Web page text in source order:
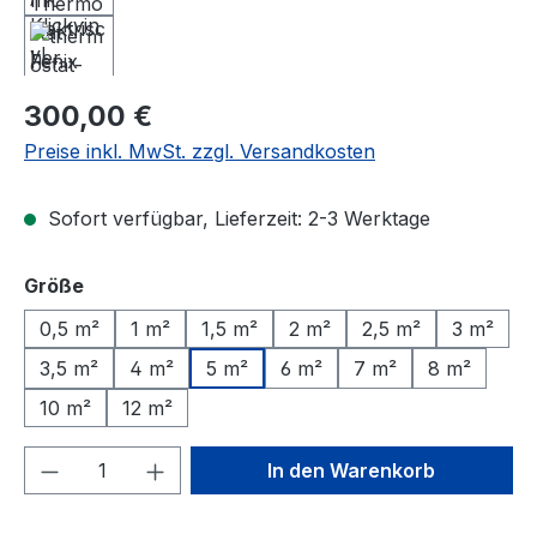
Regulärer Preis:
300,00 €
Preise inkl. MwSt. zzgl. Versandkosten
Sofort verfügbar, Lieferzeit: 2-3 Werktage
Größeauswählen
0,5 m²
1 m² 1,5 m² 2 m² 2,5 m²
3 m²
3,5 m²
4 m² 5 m² 6 m² 7 m²
8 m²
10 m²
12 m²
Produkt Anzahl: Gib denIn den Warenkorb